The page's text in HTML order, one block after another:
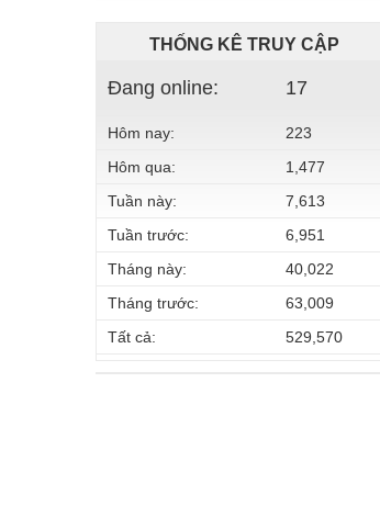
THỐNG KÊ TRUY CẬP
Đang online: 17
Hôm nay:
223
Hôm qua:
1,477
Tuần này:
7,613
Tuần trước:
6,951
Tháng này:
40,022
Tháng trước:
63,009
Tất cả:
529,570